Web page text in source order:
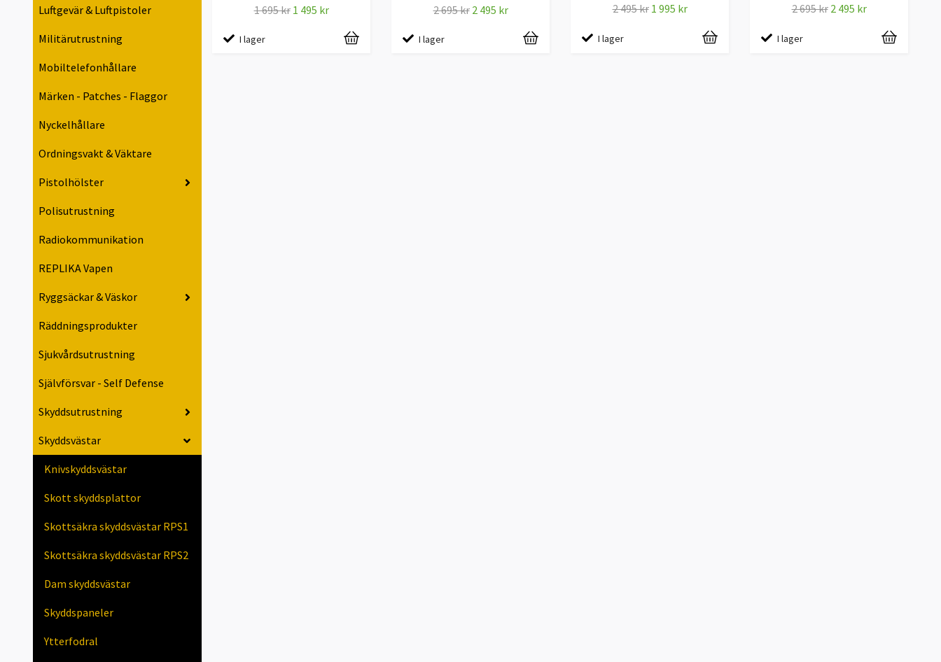
Luftgevär & Luftpistoler
Militärutrustning
Mobiltelefonhållare
Märken - Patches - Flaggor
Nyckelhållare
Ordningsvakt & Väktare
Pistolhölster
Polisutrustning
Radiokommunikation
REPLIKA Vapen
Ryggsäckar & Väskor
Räddningsprodukter
Sjukvårdsutrustning
Självförsvar - Self Defense
Skyddsutrustning
Skyddsvästar
Knivskyddsvästar
Skott skyddsplattor
Skottsäkra skyddsvästar RPS1
Skottsäkra skyddsvästar RPS2
Dam skyddsvästar
Skyddspaneler
Ytterfodral
1 695 kr 1 495 kr
I lager
2 695 kr 2 495 kr
I lager
2 495 kr 1 995 kr
I lager
2 695 kr 2 495 kr
I lager